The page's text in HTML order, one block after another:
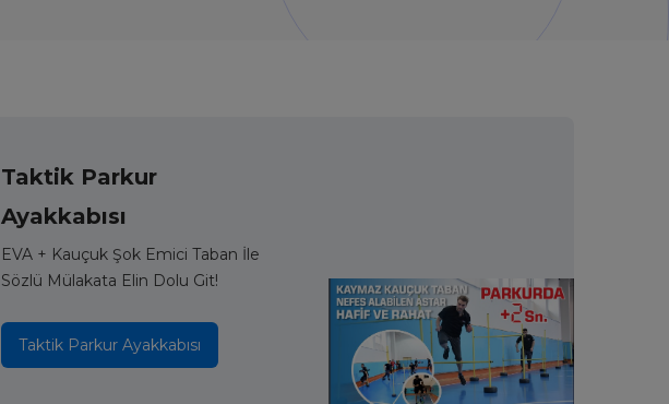
Taktik Parkur
Ayakkabısı
EVA + Kauçuk Şok Emici Taban İle
Sözlü Mülakata Elin Dolu Git!
Taktik Parkur Ayakkabısı